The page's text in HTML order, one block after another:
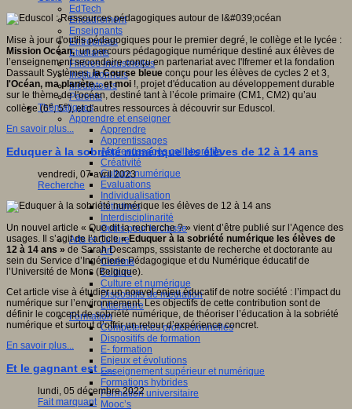
EdTech
Encadrement
Enseignants
Entreprises
Etudiants
Filières industrielles
Institutionnels
Médiateurs
Parents
Thématiques
Apprendre et enseigner
Apprendre
Apprentissages
Apprentissages collaboratifs
Créativité
Culture numérique
Evaluations
Individualisation
Initiatives
Interdisciplinarité
Outils pour la classe
Arts et Culture
Art
Cinéma
Culture
Culture et numérique
Dispositifs de médiation
Littérature
Formation
Compétences professionnelles
Dispositifs de formation
E- formation
Enjeux et évolutions
Enseignement supérieur et numérique
Formations hybrides
Formation universitaire
Mooc’s
Mise à jour d'outils pédagogiques pour le premier degré, le collège et le lycée :
Mission Océan,un parcours pédagogique numérique destiné aux élèves de
l’enseignement secondaire conçu en partenariat avec l'Ifremer et la fondation
Dassault Systèmes,la Course bleue conçu pour les élèves de cycles 2 et 3,
l'Océan, ma planète... et moi !, projet d'éducation au développement durable
sur le thème de l'océan, destiné tant à l’école primaire (CM1, CM2) qu’au
collège (6e, 5e), et d'autres ressources à découvrir sur Eduscol.
En savoir plus...
Eduquer à la sobriété numérique les élèves de 12 à 14 ans
vendredi, 07 avril 2023
Recherche
Un nouvel article « Que dit la recherche ? » vient d’être publié sur l’Agence des
usages. Il s’agit de l’article« Eduquer à la sobriété numérique les élèves de
12 à 14 ans » de Sarah Descamps, sssistante de recherche et doctorante au
sein du Service d’Ingénierie Pédagogique et du Numérique éducatif de
l’Université de Mons (Belgique).
Cet article vise à étudier un nouvel enjeu éducatif de notre société : l’impact du
numérique sur l’environnement. Les objectifs de cette contribution sont de
définir le concept de sobriété numérique, de théoriser l’éducation à la sobriété
numérique et surtout d’offrir un retour d’expérience concret.
En savoir plus...
Et le gagnant est ….
lundi, 05 décembre 2022
Fait marquant